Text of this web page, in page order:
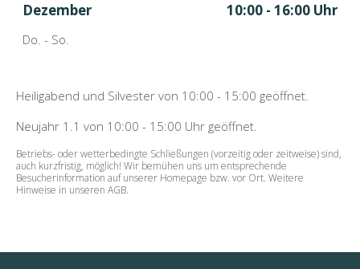
Dezember
Do. - So.
10:00 - 16:00 Uhr
Heiligabend und Silvester von 10:00 - 15:00 geöffnet.
Neujahr 1.1 von 10:00 - 15:00 Uhr geöffnet.
Betriebs- oder wetterbedingte Schließungen (vorzeitig oder zeitweise) sind,
auch kurzfristig, möglich! Wir bemühen uns um entsprechende
Besucherinformation auf unserer Homepage bzw. vor Ort. Weitere
Hinweise in unseren AGB.